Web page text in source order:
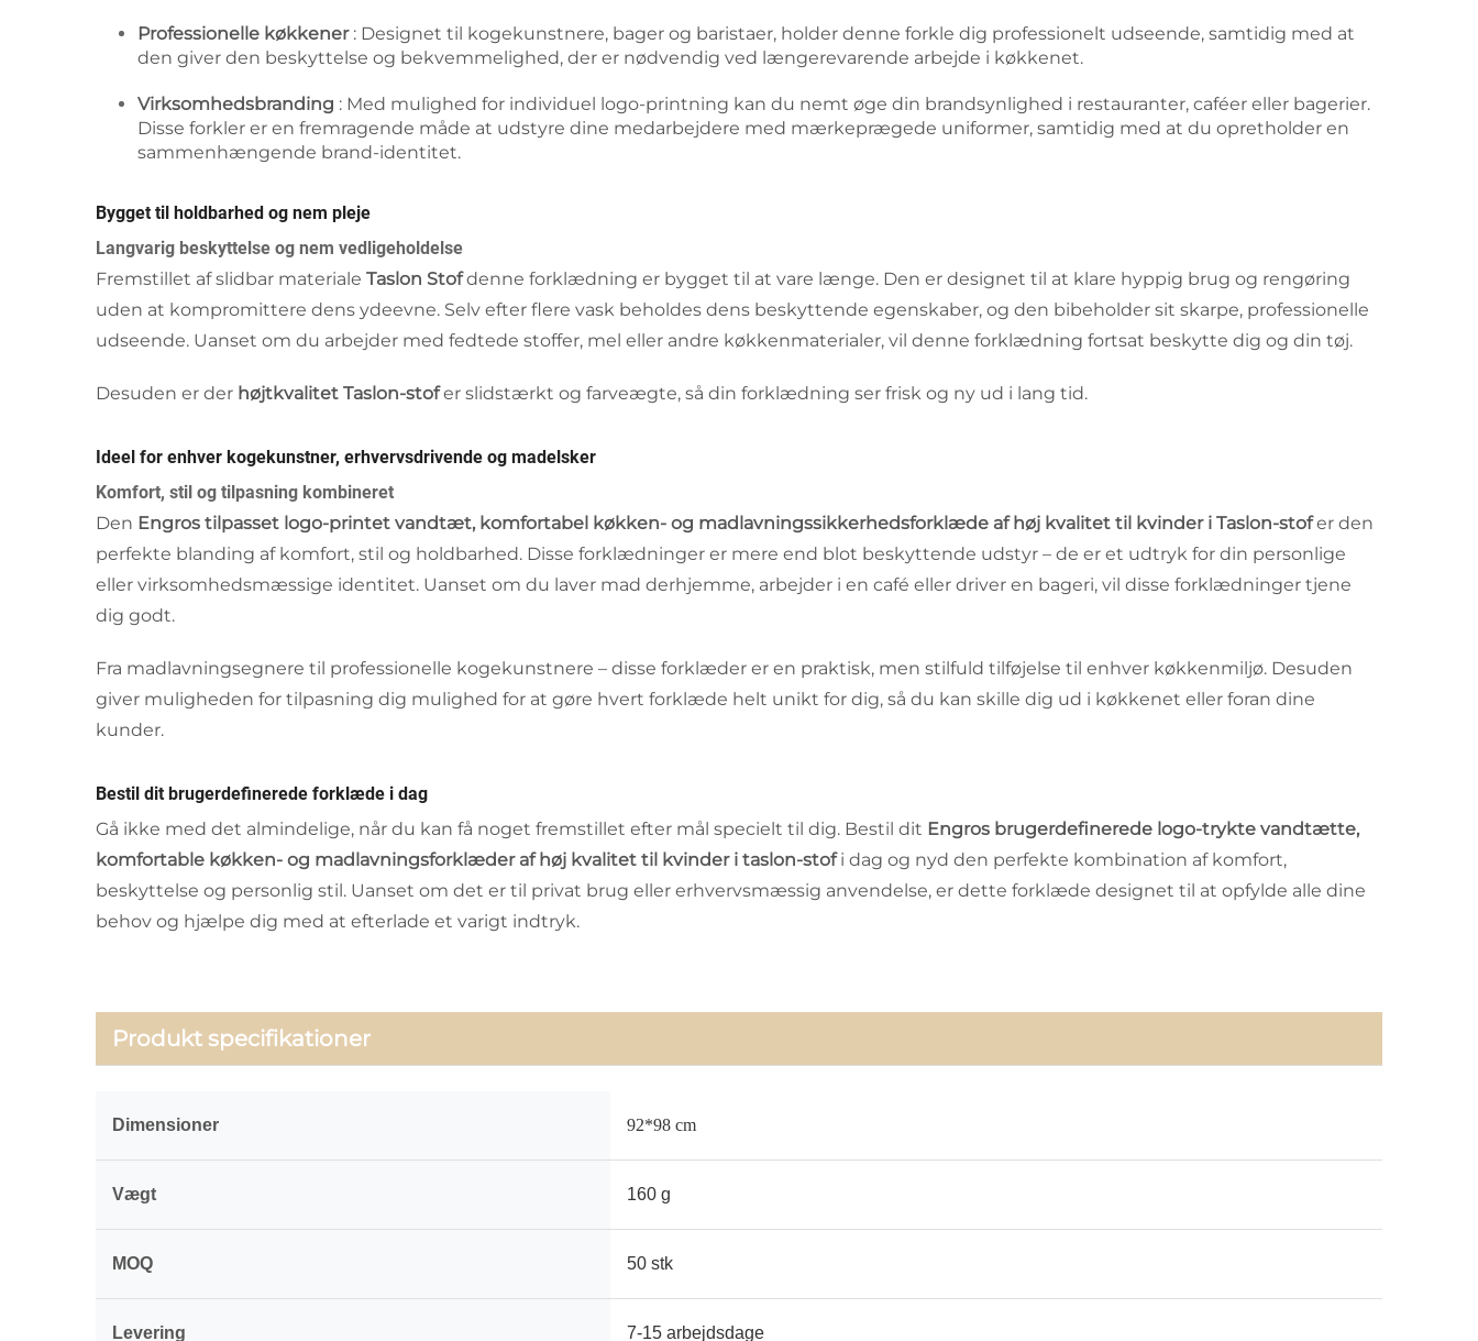
Professionelle køkkener : Designet til kogekunstnere, bager og baristaer, holder denne forkle dig professionelt udseende, samtidig med at
den giver den beskyttelse og bekvemmelighed, der er nødvendig ved længerevarende arbejde i køkkenet.
Virksomhedsbranding : Med mulighed for individuel logo-printning kan du nemt øge din brandsynlighed i restauranter, caféer eller bagerier.
Disse forkler er en fremragende måde at udstyre dine medarbejdere med mærkeprægede uniformer, samtidig med at du opretholder en
sammenhængende brand-identitet.
Bygget til holdbarhed og nem pleje
Langvarig beskyttelse og nem vedligeholdelse
Fremstillet af slidbar materiale Taslon Stofdenne forklædning er bygget til at vare længe. Den er designet til at klare hyppig brug og rengøring
uden at kompromittere dens ydeevne. Selv efter flere vask beholdes dens beskyttende egenskaber, og den bibeholder sit skarpe, professionelle
udseende. Uanset om du arbejder med fedtede stoffer, mel eller andre køkkenmaterialer, vil denne forklædning fortsat beskytte dig og din tøj.
Desuden er der højtkvalitet Taslon-stofer slidstærkt og farveægte, så din forklædning ser frisk og ny ud i lang tid.
Ideel for enhver kogekunstner, erhvervsdrivende og madelsker
Komfort, stil og tilpasning kombineret
Den Engros tilpasset logo-printet vandtæt, komfortabel køkken- og madlavningssikkerhedsforklæde af høj kvalitet til kvinder i Taslon-stofer den
perfekte blanding af komfort, stil og holdbarhed. Disse forklædninger er mere end blot beskyttende udstyr – de er et udtryk for din personlige
eller virksomhedsmæssige identitet. Uanset om du laver mad derhjemme, arbejder i en café eller driver en bageri, vil disse forklædninger tjene
dig godt.
Fra madlavningsegnere til professionelle kogekunstnere – disse forklæder er en praktisk, men stilfuld tilføjelse til enhver køkkenmiljø. Desuden
giver muligheden for tilpasning dig mulighed for at gøre hvert forklæde helt unikt for dig, så du kan skille dig ud i køkkenet eller foran dine
kunder.
Bestil dit brugerdefinerede forklæde i dag
Gå ikke med det almindelige, når du kan få noget fremstillet efter mål specielt til dig. Bestil dit Engros brugerdefinerede logo-trykte vandtætte,
komfortable køkken- og madlavningsforklæder af høj kvalitet til kvinder i taslon-stofi dag og nyd den perfekte kombination af komfort,
beskyttelse og personlig stil. Uanset om det er til privat brug eller erhvervsmæssig anvendelse, er dette forklæde designet til at opfylde alle dine
behov og hjælpe dig med at efterlade et varigt indtryk.
Produkt specifikationer
Dimensioner 92*98 cm
Vægt 160 g
MOQ 50 stk
Levering 7-15 arbejdsdage